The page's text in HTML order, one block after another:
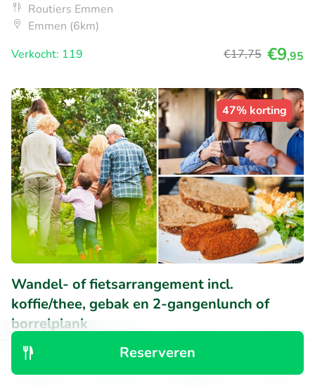
Reserveren
Routiers Emmen
Emmen (6km)
Verkocht: 119
€17,75 €9,95
47% korting
Wandel- of fietsarrangement incl.
koffie/thee, gebak en 2-gangenlunch of
borrelplank
Za
8.9
Uitstekend• 206 beoordelingen